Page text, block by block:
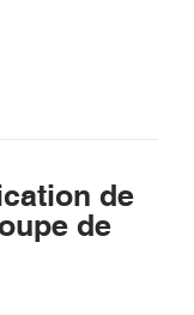
de
de